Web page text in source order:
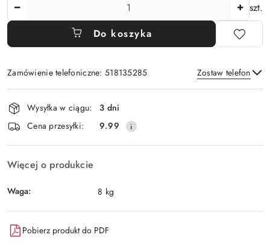
szt.
Do koszyka
Zamówienie telefoniczne: 518135285 Zostaw telefon
Wyślij
Dostępność
i
dostawa
Wysyłka w ciągu:
3 dni
Cena przesyłki:
9.99
Więcej o produkcie
Waga: 8 kg
Pobierz produkt do PDF